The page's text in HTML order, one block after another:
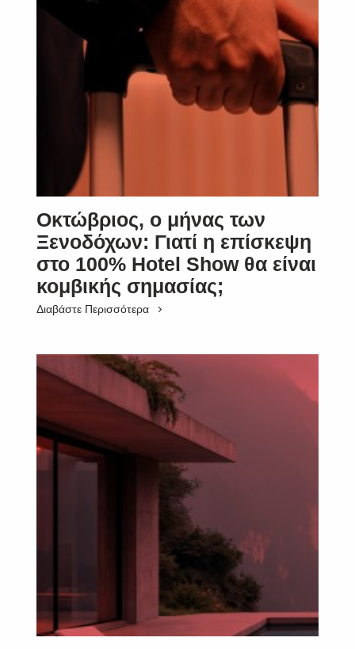
Οκτώβριος, ο μήνας των
Ξενοδόχων: Γιατί η επίσκεψη
στο 100% Hotel Show θα είναι
κομβικής σημασίας;
Διαβάστε Περισσότερα
SUBSCRIBE